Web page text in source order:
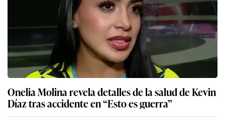
Onelia Molina revela detalles de la salud de Kevin
Díaz tras accidente en “Esto es guerra”